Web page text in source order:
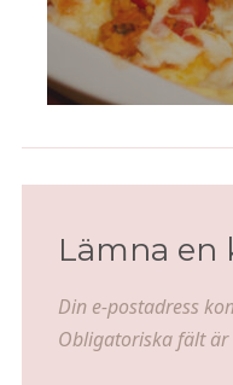
Lämna en
Din e-postadress
Obligatoriska fält